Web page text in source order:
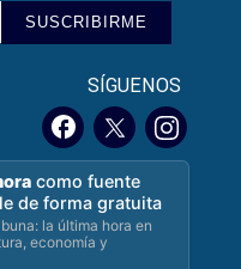
SUSCRIBIRME
SÍGUENOS
como fuente
de forma gratuita
la última hora en
economía y